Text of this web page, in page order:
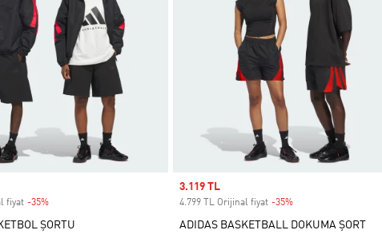
fiyat -35%Discount
ŞORTU
Sale price
3.119 TL
4.799 TL Orijinal fiyat -35%
ADIDAS BASKETBALL DOKUMA ŞORT